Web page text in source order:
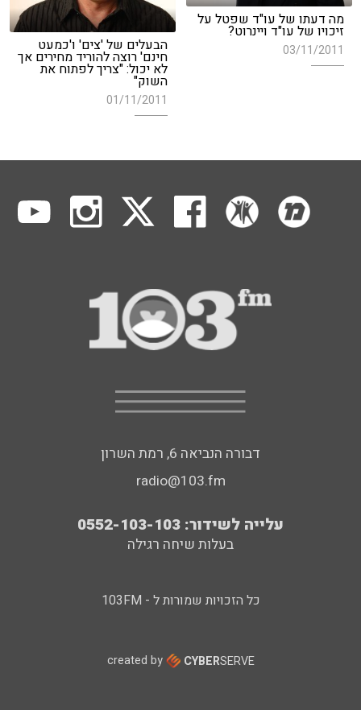
מה דעתו של עו"ד שפטל על
זיכויו של עו"ד ויינרוט?
03/11/2011 הבעלים של 'צים' ו'כמעט
חינם' רוצה להוריד מחירים אך
לא יכול: "צריך לפתוח את
השוק"
01/11/2011
דבורה הנביאה 6, רמת השרון
radio@103.fm
עלייה לשידור: 0552-103-103
בעלות שיחה רגילה
כל הזכויות שמורות ל - 103FM
created by CYBERSERVE